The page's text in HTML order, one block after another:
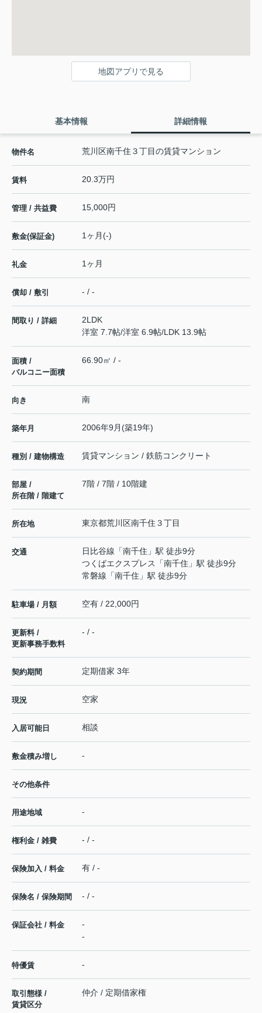
地図アプリで見る
基本情報 詳細情報
物件名 荒川区南千住３丁目の賃貸マンション
賃料 20.3万円
管理 / 共益費 15,000円
敷金(保証金) 1ヶ月(-)
礼金 1ヶ月
償却 / 敷引 - / -
間取り / 詳細
2LDK
洋室 7.7帖/洋室 6.9帖/LDK 13.9帖
面積 /
バルコニー面積
66.90㎡ / -
向き 南
築年月 2006年9月(築19年)
種別 / 建物構造 賃貸マンション / 鉄筋コンクリート
部屋 /
所在階 / 階建て
7階 / 7階 / 10階建
所在地 東京都荒川区南千住 ３丁目
交通 日比谷線 「南千住 」駅 徒歩9分
つくばエクスプレス
「南千住 」駅 徒歩9分
常磐線 「南千住 」駅 徒歩9分
駐車場 / 月額 空有 / 22,000円
更新料 /
更新事務手数料
- / -
契約期間 定期借家 3年
現況 空家
入居可能日 相談
敷金積み増し -
その他条件
用途地域 -
権利金 / 雑費 - / -
保険加入 / 料金 有 / -
保険名 / 保険期間 - / -
保証会社 / 料金
-
-
特優賃 -
取引態様 /
賃貸区分
仲介 / 定期借家権